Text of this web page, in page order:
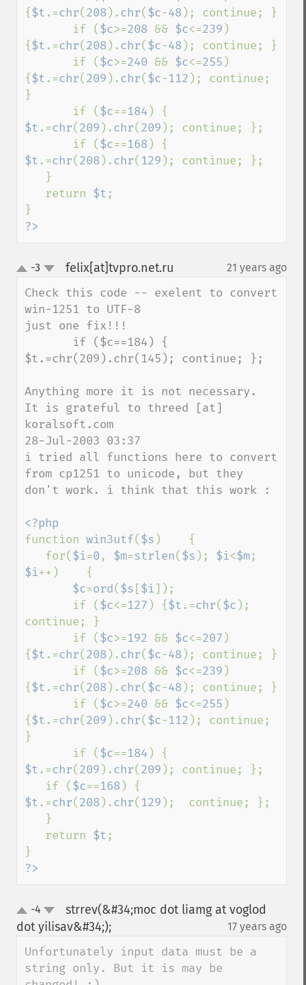
{$t.=chr( 208 ).chr( $c-48 ); continue; }
       if (
$c>=208 && $c<=239 )
{$t.=chr( 208 ).chr( $c-48 ); continue; }
       if (
$c>=240 && $c<=255 )
{$t.=chr( 209 ).chr( $c-112 ); continue;
}
       if (
$c==184
$t.=chr( 209 ).chr( 209 ); continue; };
       if (
$c==168
$t.=chr( 208 ).chr( 129 ); continue; };
   return
$t ;
?>
up-3 felix[at]tvpro.net.ru 21 years ago
Check this code -- exelent to convert
win-1251 to UTF-8
just one fix!!!
$t.=chr(209).chr(145); continue; };
Anything more it is not necessary.
It is grateful to threed [at]
koralsoft.com
28-Jul-2003 03:37
i tried all functions here to convert
from cp1251 to unicode, but they
don't work. i think that this work :
function win3utf( $s )    {
   for(
$i=0 , $m=strlen( $s ); $i<$m
$i++)    {
$c=ord( $s [$i]);
       if (
$c<=127 ) {$t.=chr( $c );
continue; }
       if (
$c>=192 && $c<=207 )
{$t.=chr( 208 ).chr( $c-48 ); continue; }
       if (
$c>=208 && $c<=239 )
{$t.=chr( 208 ).chr( $c-48 ); continue; }
       if (
$c>=240 && $c<=255 )
{$t.=chr( 209 ).chr( $c-112 ); continue;
}
       if (
$c==184
$t.=chr( 209 ).chr( 209 ); continue; };
   if (
$c==168
$t.=chr( 208 ).chr( 129 );  continue; };
   return
$t ;
?>
up
down
-4
strrev(&#34;moc dot liamg at voglod
dot yilisav&#34;);
17 years ago
Unfortunately input data must be a
string only. But it is may be